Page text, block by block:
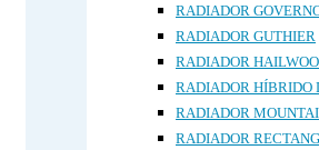
RADIADOR
RADIADOR GUTHIER
RADIADOR
RADIADOR HÍBRIDO
RADIADOR
RADIADOR